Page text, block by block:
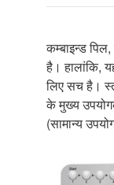
कम्बाइन्ड
है। हालांकि,
लिए सच है।
के मुख्य
(सामान्य